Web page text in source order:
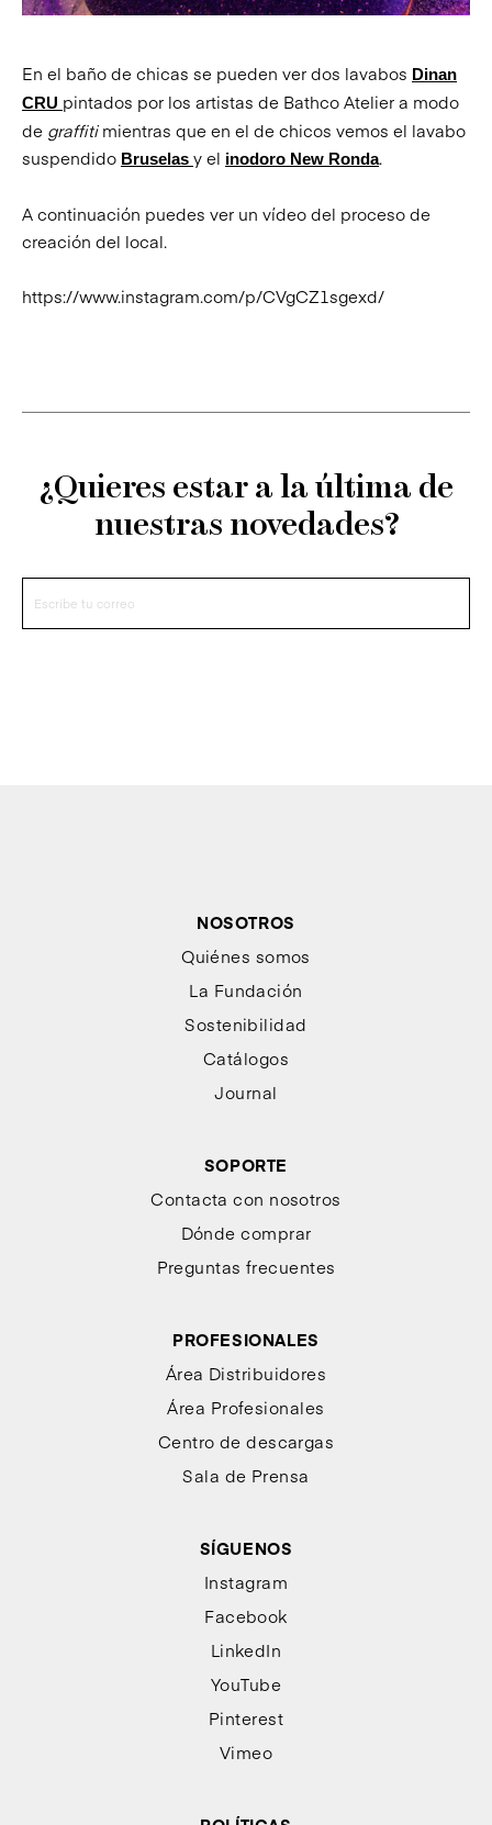
En el baño de chicas se pueden ver dos lavabos Dinan
CRU pintados por los artistas de Bathco Atelier a modo
de graffitimientras que en el de chicos vemos el lavabo
suspendido Bruselas y el inodoro New Ronda.
A continuación puedes ver un vídeo del proceso de
creación del local.
https://www.instagram.com/p/CVgCZ1sgexd/
¿Quieres estar a la última de
nuestras novedades?
NOSOTROS
Quiénes somos
La Fundación
Sostenibilidad
Catálogos
Journal
SOPORTE
Contacta con nosotros
Dónde comprar
Preguntas frecuentes
PROFESIONALES
Área Distribuidores
Área Profesionales
Centro de descargas
Sala de Prensa
SÍGUENOS
Instagram
Facebook
LinkedIn
YouTube
Pinterest
Vimeo